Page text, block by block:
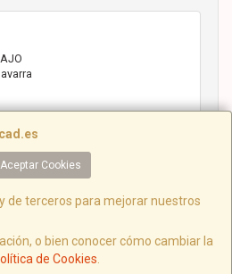
Aceptar Cookies
de terceros para mejorar nuestros
o bien conocer cómo cambiar la
de Cookies
Sábados 10.00 a 14.00
- C.I.F.: B31843022 - Tfno: 948870980